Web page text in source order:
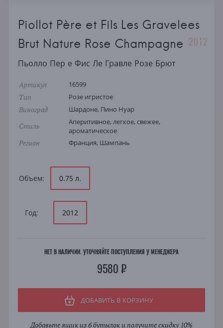
Piollot Père et Fils Les Gravelees
Brut Nature Rose Champagne 2012
Пьолло Пер е Фис Ле Гравле Розе Брют
Артикул 16599
Тип Розе игристое
Виноград Шардоне, Пино Нуар
Стиль
Аперитивное, легкое, свежее,
ароматическое
Регион Франция, Шампань
Объем: 0.75 л.
Год: 2012
НЕТ В НАЛИЧИИ. УТОЧНЯЙТЕ ПОСТУПЛЕНИЯ У МЕНЕДЖЕРА
9580 ₽
ДОБАВИТЬ В КОРЗИНУ
Добавьте ящик из 6 бутылок и получите скидку 10%